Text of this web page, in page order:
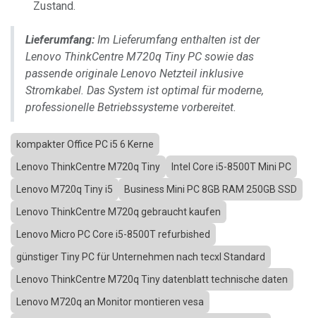
Zustand.
Lieferumfang: Im Lieferumfang enthalten ist der
Lenovo ThinkCentre M720q Tiny PC sowie das
passende originale Lenovo Netzteil inklusive
Stromkabel. Das System ist optimal für moderne,
professionelle Betriebssysteme vorbereitet.
kompakter Office PC i5 6 Kerne
Lenovo ThinkCentre M720q Tiny
Intel Core i5-8500T Mini PC
Lenovo M720q Tiny i5
Business Mini PC 8GB RAM 250GB SSD
Lenovo ThinkCentre M720q gebraucht kaufen
Lenovo Micro PC Core i5-8500T refurbished
günstiger Tiny PC für Unternehmen nach tecxl Standard
Lenovo ThinkCentre M720q Tiny datenblatt technische daten
Lenovo M720q an Monitor montieren vesa